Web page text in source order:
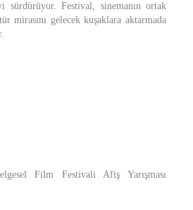
sürdürüyor. Festival, sinemanın ortak
gelecek kuşaklara aktarmada
Film Festivali Afiş Yarışması